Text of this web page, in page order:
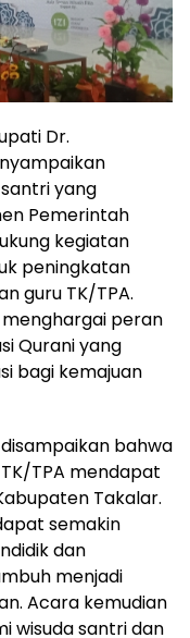
Dr.
yang
Pemerintah
kegiatan
peningkatan
guru TK/TPA.
peran
Qurani yang
bagi kemajuan
bahwa
TPA mendapat
Takalar.
semakin
dan
menjadi
Acara kemudian
wisuda santri dan